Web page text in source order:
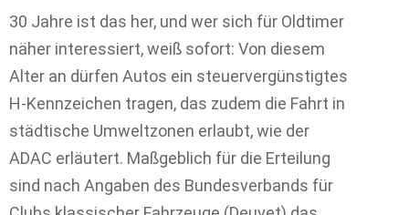
30 Jahre ist das her, und wer sich für Oldtimer
näher interessiert, weiß sofort: Von diesem
Alter an dürfen Autos ein steuervergünstigtes
H-Kennzeichen tragen, das zudem die Fahrt in
städtische Umweltzonen erlaubt, wie der
ADAC erläutert. Maßgeblich für die Erteilung
sind nach Angaben des Bundesverbands für